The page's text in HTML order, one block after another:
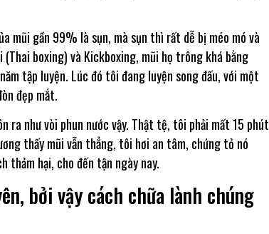
mũi gần 99% là sụn, mà sụn thì rất dễ bị méo mó và
boxing) và Kickboxing, mũi họ trông khá bằng
tập luyện. Lúc đó tôi đang luyện song đấu, với một
đẹp mắt.
ra như vòi phun nước vậy. Thật tệ, tôi phải mất 15 phút
thấy mũi vẫn thẳng, tôi hơi an tâm, chứng tỏ nó
thảm hại, cho đến tận ngày nay.
bởi vậy cách chữa lành chúng